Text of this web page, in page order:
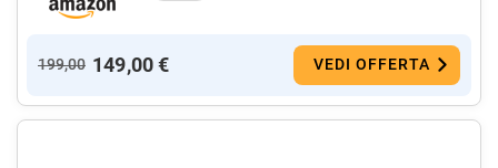
199,00 149,00 € VEDI OFFERTA